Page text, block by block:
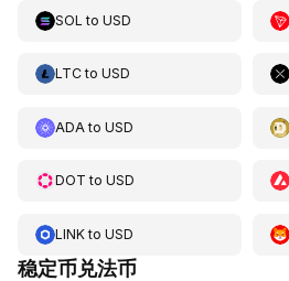
SOL to USD
LTCto USD
ADA to USD
DOT to USD
LINKto USD
稳定币兑法币